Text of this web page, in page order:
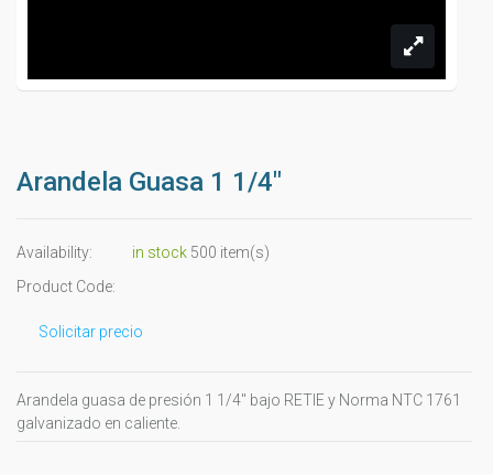
Arandela Guasa 1 1/4"
Availability: in stock 500 item(s)
Product Code:
Solicitar precio
Arandela guasa de presión 1 1/4" bajo RETIE y Norma NTC 1761
galvanizado en caliente.